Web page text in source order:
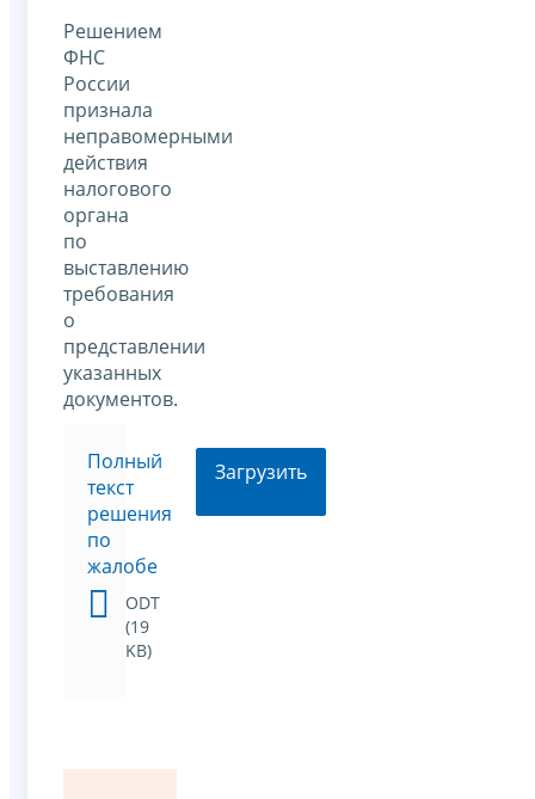
Решением
ФНС
России
признала
неправомерными
действия
налогового
органа
по
выставлению
требования
о
представлении
указанных
документов.
Полный
текст
решения
по
жалобе
ODT
(19
KB)
Загрузить